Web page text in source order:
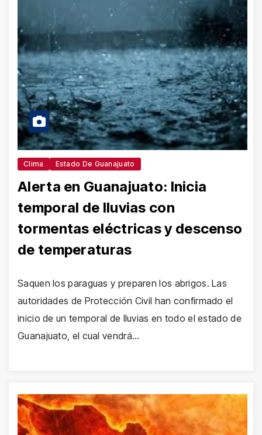
Clima Estado De Guanajuato
Alerta en Guanajuato: Inicia
temporal de lluvias con
tormentas eléctricas y descenso
de temperaturas
Saquen los paraguas y preparen los abrigos. Las
autoridades de Protección Civil han confirmado el
inicio de un temporal de lluvias en todo el estado de
Guanajuato, el cual vendrá…